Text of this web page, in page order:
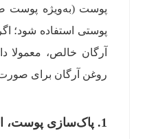
پوست (به‌ویژه پوست
پوستی استفاده شود؛
آرگان خالص،
روغن آرگان برای
1. پاک‌سازی پوست، اولین و مهم‌ترین قدم